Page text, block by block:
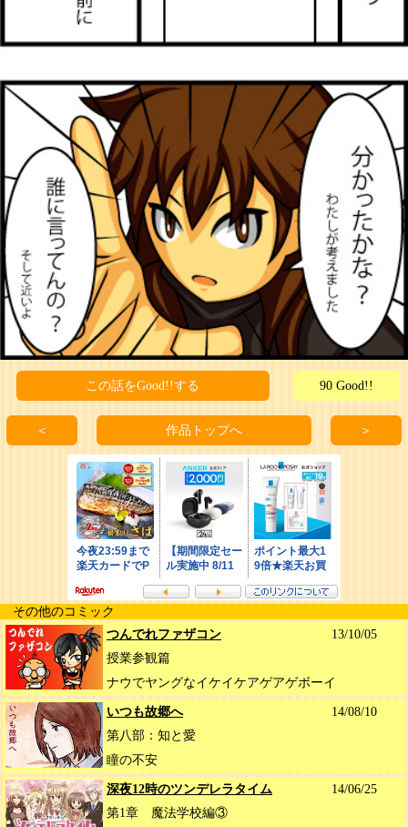
この話をGood!!する 90 Good!!
＜ 作品トップへ ＞
その他のコミック
つんでれファザコン
13/10/05
授業参観篇
ナウでヤングなイケイケアゲアゲボーイ
いつも故郷へ
14/08/10
第八部：知と愛
瞳の不安
深夜12時のツンデレラタイム
14/06/25
第1章 魔法学校編③